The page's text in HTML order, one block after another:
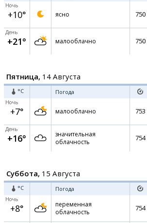
Ночь
+10° ясно 750
День
+21° малооблачно 750
Пятница, 14 Августа
°C Погода
Ночь
+7° малооблачно 753
День
+16°
значительная
облачность
754
Суббота, 15 Августа
°C Погода
Ночь
+8°
переменная
облачность
754